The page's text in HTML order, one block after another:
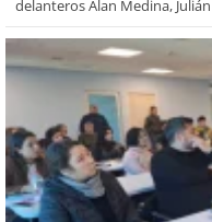
delanteros Alan Medina,